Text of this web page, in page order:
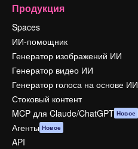
Продукция
Spaces
ИИ-помощник
Генератор изображений ИИ
Генератор видео ИИ
Генератор голоса на основе ИИ
Стоковый контент
MCP для Claude/ChatGPT Новое
Агенты Новое
API